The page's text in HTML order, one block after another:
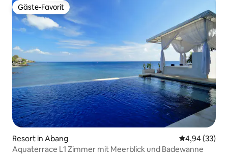
Gäste-Favorit
Gäste-Favorit
Resort in Abang
4,94 (33)
Aquaterrace L1 Zimmer mit Meerblick und Badewanne